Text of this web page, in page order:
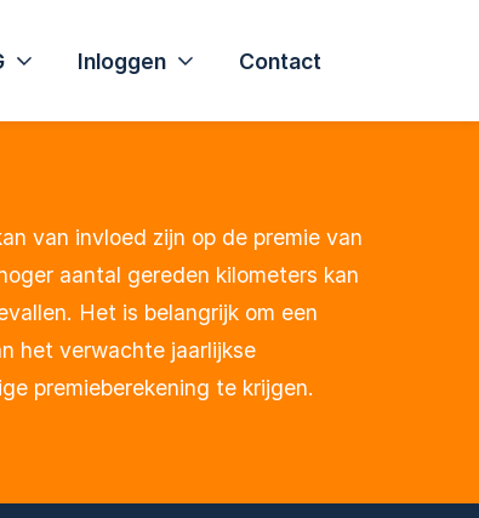
Inloggen Contact
van invloed zijn op de premie van
aantal gereden kilometers kan
Het is belangrijk om een
het verwachte jaarlijkse
premieberekening te krijgen.